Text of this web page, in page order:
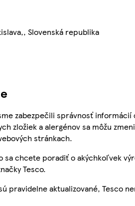
Slovenská republika
zabezpečili správnosť
zložiek a alergénov sa môžu
stránkach.
sa chcete poradiť o akýchkoľvek
Tesco.
pravidelne aktualizované, Tesco